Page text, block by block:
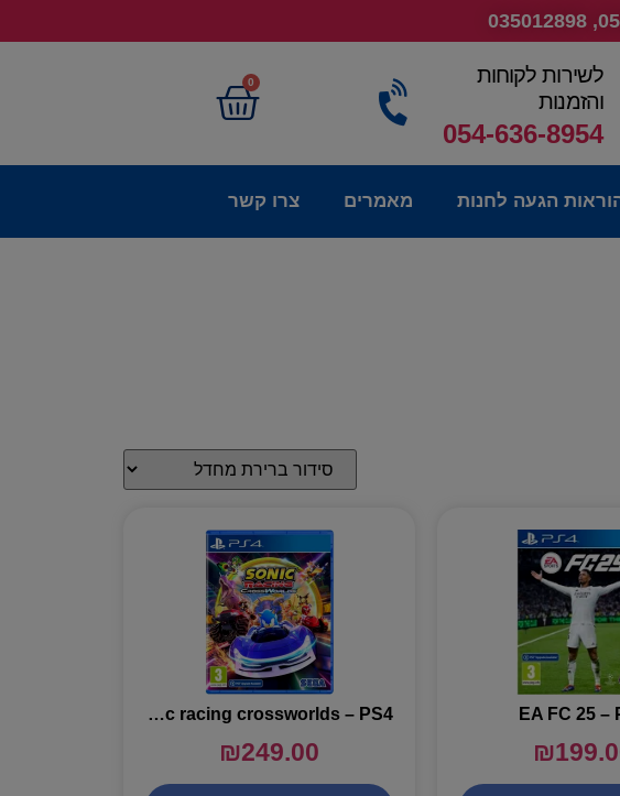
חיפוש
לשירות לקוחות
והזמנות
054-636-8954
0
הגעה לחנות מאמרים צרו קשר
EA FC 25 –
₪
sonic racing crossworlds – PS4
₪249.00